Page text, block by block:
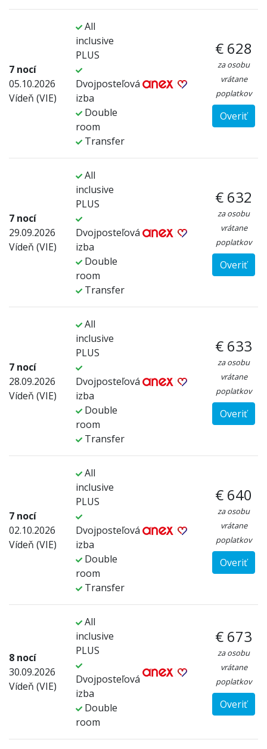
7 nocí
05.10.2026
Vídeň (VIE)
All
inclusive
PLUS
Dvojposteľová
izba
Double
room
Transfer
€ 628
za osobu
vrátane
poplatkov
Overiť
7 nocí
29.09.2026
Vídeň (VIE)
All
inclusive
PLUS
Dvojposteľová
izba
Double
room
Transfer
€ 632
za osobu
vrátane
poplatkov
Overiť
7 nocí
28.09.2026
Vídeň (VIE)
All
inclusive
PLUS
Dvojposteľová
izba
Double
room
Transfer
€ 633
za osobu
vrátane
poplatkov
Overiť
7 nocí
02.10.2026
Vídeň (VIE)
All
inclusive
PLUS
Dvojposteľová
izba
Double
room
Transfer
€ 640
za osobu
vrátane
poplatkov
Overiť
8 nocí
30.09.2026
Vídeň (VIE)
All
inclusive
PLUS
Dvojposteľová
izba
Double
room
€ 673
za osobu
vrátane
poplatkov
Overiť